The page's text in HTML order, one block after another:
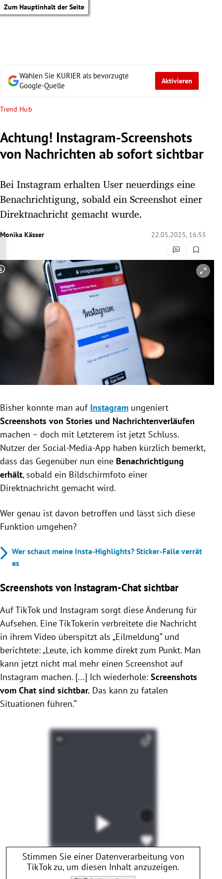
Zum Hauptinhalt der Seite
Untermenü
Untermenü
Untermenü
Untermenü
Untermenü
Untermenü
Untermenü
Untermenü
Wählen Sie KURIER als bevorzugte
Google-Quelle
Aktivieren
Trend Hub
Achtung! Instagram-Screenshots
von Nachrichten ab sofort sichtbar
Bei Instagram erhalten User neuerdings eine
Benachrichtigung, sobald ein Screenshot einer
Direktnachricht gemacht wurde.
Monika Kässer 22.05.2025, 16:55
Copyright-Hinweis öffnen/schließen
Bisher konnte man auf Instagram ungeniert
Screenshots von Stories und Nachrichtenverläufen
machen – doch mit Letzterem ist jetzt Schluss.
Nutzer der Social-Media-App haben kürzlich bemerkt,
dass das Gegenüber nun eine Benachrichtigung
erhält, sobald ein Bildschirmfoto einer
Direktnachricht gemacht wird.
Wer genau ist davon betroffen und lässt sich diese
Funktion umgehen?
Wer schaut meine Insta-Highlights? Sticker-Falle verrät
es
Screenshots von Instagram-Chat sichtbar
Auf TikTok und Instagram sorgt diese Änderung für
Aufsehen. Eine TikTokerin verbreitete die Nachricht
in ihrem Video überspitzt als „Eilmeldung“ und
berichtete: „Leute, ich komme direkt zum Punkt. Man
kann jetzt nicht mal mehr einen Screenshot auf
Instagram machen. [...] Ich wiederhole: Screenshots
vom Chat sind sichtbar. Das kann zu fatalen
Situationen führen.“
Stimmen Sie einer Datenverarbeitung von
TikTokzu, um diesen Inhalt anzuzeigen.